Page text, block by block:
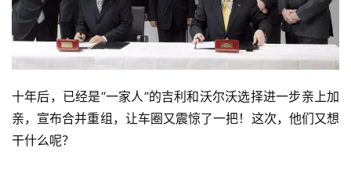
十年后，已经是“一家人”的吉利和沃尔沃选择进一步亲上加
亲，宣布合并重组，让车圈又震惊了一把！这次，他们又想
干什么呢？